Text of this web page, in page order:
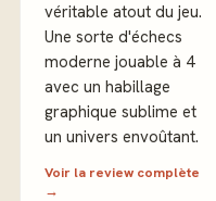
véritable atout du jeu.
Une sorte d'échecs
moderne jouable à 4
avec un habillage
graphique sublime et
un univers envoûtant.
Voir la review complète
→